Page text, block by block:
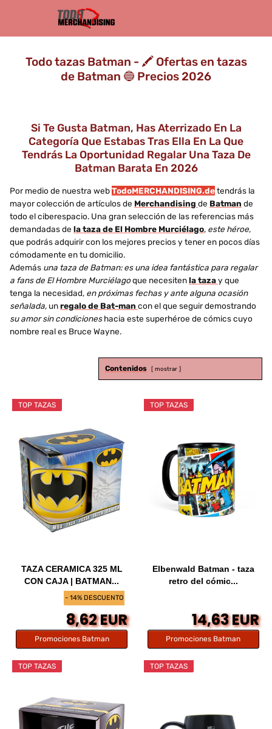
Todo tazas Batman - 🖍️ Ofertas en tazas
de Batman 🔵 Precios 2026
Si Te Gusta Batman, Has Aterrizado En La
Categoría Que Estabas Tras Ella En La Que
Tendrás La Oportunidad Regalar Una Taza De
Batman Barata En 2026
Por medio de nuestra webTodoMERCHANDISING.detendrás la
mayor colección de artículos de Merchandising de Batman de
todo el ciberespacio. Una gran selección de las referencias más
demandadas de la taza de El Hombre Murciélago, este héroe,
que podrás adquirir con los mejores precios y tener en pocos días
cómodamente en tu domicilio.
Además una taza de Batman: es una idea fantástica para regalar
a fans de El Hombre Murciélagoque necesitenla tazay que
tenga la necesidad, en próximas fechas y ante alguna ocasión
señalada, unregalo de Bat-man con el que seguir demostrando
su amor sin condicioneshacia este superhéroe de cómics cuyo
nombre real es Bruce Wayne.
Contenidos mostrar
- 14% DESCUENTO
TOP TAZAS
TAZA CERAMICA 325 ML
CON CAJA | BATMAN...
8,62 EUR
Promociones Batman
TOP TAZAS
Elbenwald Batman - taza
retro del cómic...
14,63 EUR
Promociones Batman
TOP TAZAS TOP TAZAS